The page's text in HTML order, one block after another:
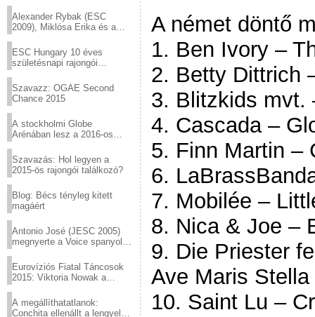
Alexander Rybak (ESC
2009), Miklósa Erika és a
sztárjai a Margitszigeten
ESC Hungary 10 éves
születésnapi rajongói
Szavazz: OGAE Second
Chance 2015
A stockholmi Globe
Arénában lesz a 2016-os
Szavazás: Hol legyen a
2015-ös rajongói találkozó?
Blog: Bécs tényleg kitett
magáért
Antonio José (JESC 2005)
megnyerte a Voice spanyol
Eurovíziós Fiatal Táncosok
2015: Viktoria Nowak a
A megállíthatatlanok:
Conchita ellenállt a lengyel
A német döntő
1. Ben Ivory –
2. Betty Dittrich
3. Blitzkids mvt.
4. Cascada –
5. Finn Martin –
6.
7. Mobilée –
8. Nica & Joe –
9. Die Priester
Ave Maris Stella
10. Saint Lu –